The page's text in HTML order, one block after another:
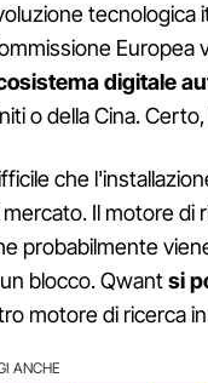
tecnologica
Europea
digitale
o della Cina.
che
mercato. Il motore di
probabilmente
blocco. Qwantsi
motore di ricerca
ANCHE